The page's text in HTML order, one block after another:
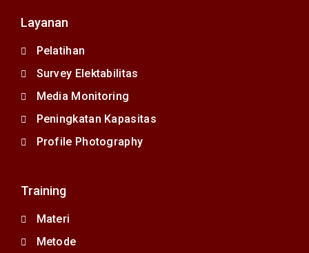
Layanan
Pelatihan
Survey Elektabilitas
Media Monitoring
Peningkatan Kapasitas
Profile Photography
Training
Materi
Metode